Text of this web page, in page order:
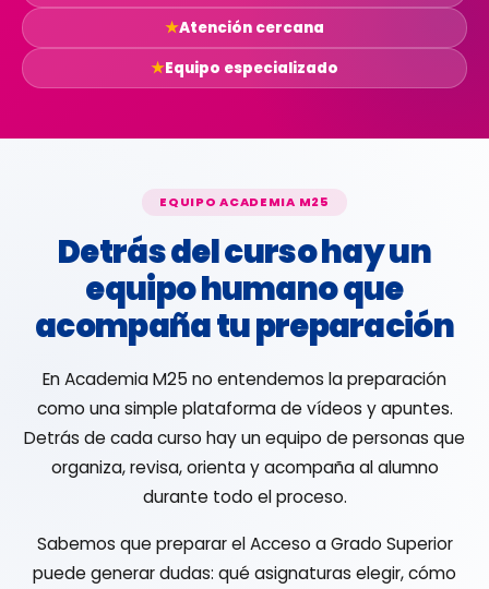
★Atención cercana
★Equipo especializado
EQUIPO ACADEMIA M25
Detrás del curso hay un
equipo humano que
acompaña tu preparación
En Academia M25 no entendemos la preparación
como una simple plataforma de vídeos y apuntes.
Detrás de cada curso hay un equipo de personas que
organiza, revisa, orienta y acompaña al alumno
durante todo el proceso.
Sabemos que preparar el Acceso a Grado Superior
puede generar dudas: qué asignaturas elegir, cómo